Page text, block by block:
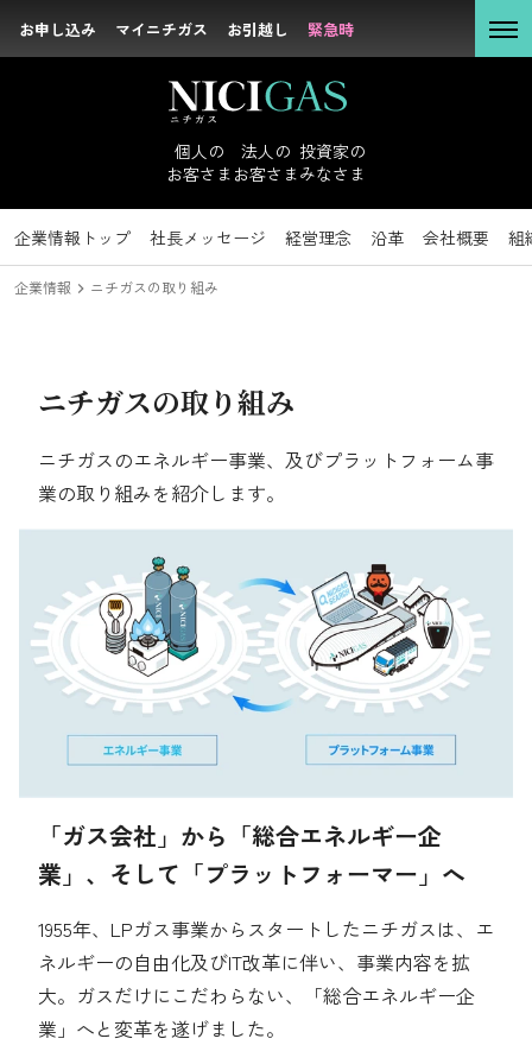
お申し込み マイニチガス お引越し 緊急時
個人の
お客さま
法人の
お客さま
投資家の
みなさま
投資家のみなさまトップ IRニュース 経営方針 IRライブラリ
サステナビリティトップ トップコミットメント 方針・マテリア
企業情報トップ 社長メッセージ 経営理念 沿革 会社概要 組
採用情報トップ 新卒採用 キャリア採用
お申し込み マイニチガス お引越し 緊急時
企業情報
経営理念
組織体制
経営陣の紹介
アクセスマップ
お客さま
投資家の
お問い合わせ先
English
企業情報 ニチガスの取り組み
ニチガスの取り組み
ニチガスのエネルギー事業、及びプラットフォーム事
業の取り組みを紹介します。
「ガス会社」から「総合エネルギー企
業」、そして「プラットフォーマー」へ
1955年、LPガス事業からスタートしたニチガスは、エ
ネルギーの自由化及びIT改革に伴い、事業内容を拡
大。ガスだけにこだわらない、「総合エネルギー企
業」へと変革を遂げました。